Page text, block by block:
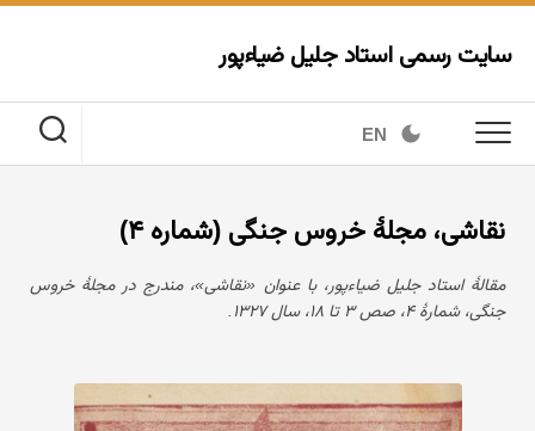
Skip
content
سایت رسمی استاد جلیل ضیاءپور
EN
نقاشی، مجلهٔ خروس جنگی (شماره ۴)
مقالهٔ استاد جلیل ضیاءپور، با عنوان «نقاشی»، مندرج در مجلهٔ خروس
جنگی، شمارهٔ ۴، صص ۳ تا ۱۸، سال ۱۳۲۷.